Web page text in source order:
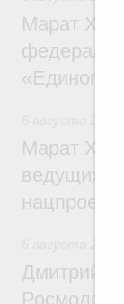
Марат
«Единого
Марат
ведущих к
Дмитрий